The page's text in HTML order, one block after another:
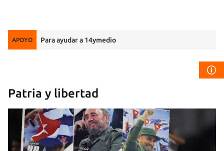
APOYO Para ayudar a 14ymedio
Patria y libertad